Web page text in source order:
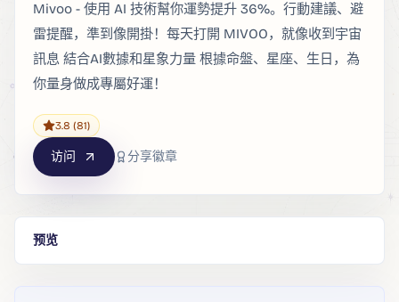
Mivoo - 使用 AI 技術幫你運勢提升 36%。行動建議、避
雷提醒，準到像開掛！每天打開 MIVOO，就像收到宇宙
訊息 結合AI數據和星象力量 根據命盤、星座、生日，為
你量身做成專屬好運！
3.8 (81)
访问 分享徽章
预览